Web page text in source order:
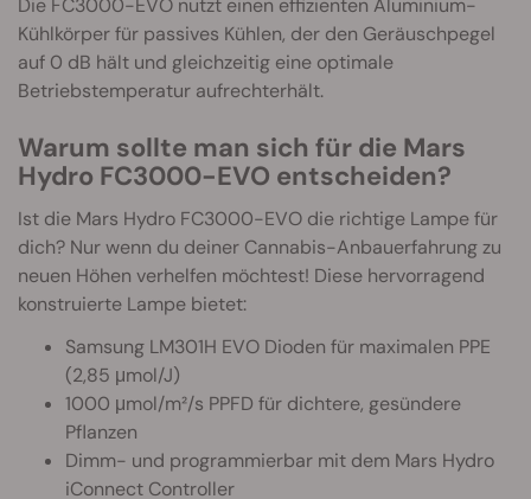
Die FC3000-EVO nutzt einen effizienten Aluminium-
Kühlkörper für passives Kühlen, der den Geräuschpegel
auf 0 dB hält und gleichzeitig eine optimale
Betriebstemperatur aufrechterhält.
Warum sollte man sich für die Mars
Hydro FC3000-EVO entscheiden?
Ist die Mars Hydro FC3000-EVO die richtige Lampe für
dich? Nur wenn du deiner Cannabis-Anbauerfahrung zu
neuen Höhen verhelfen möchtest! Diese hervorragend
konstruierte Lampe bietet:
Samsung LM301H EVO Dioden für maximalen PPE
(2,85 μmol/J)
1000 μmol/m²/s PPFD für dichtere, gesündere
Pflanzen
Dimm- und programmierbar mit dem Mars Hydro
iConnect Controller